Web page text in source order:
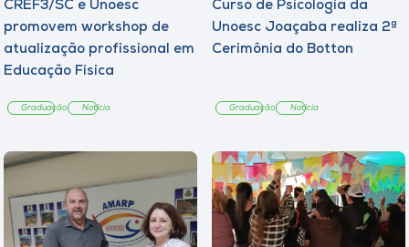
CREF3/SC e Unoesc
promovem workshop de
atualização profissional em
Educação Física
Graduação Notícia
Curso de Psicologia da
Unoesc Joaçaba realiza 2ª
Cerimônia do Botton
Graduação Notícia